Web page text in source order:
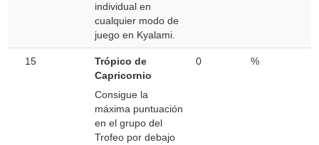
individual en
cualquier modo de
juego en Kyalami.
15
Trópico de
Capricornio
Consigue la
máxima puntuación
en el grupo del
Trofeo por debajo
0 %